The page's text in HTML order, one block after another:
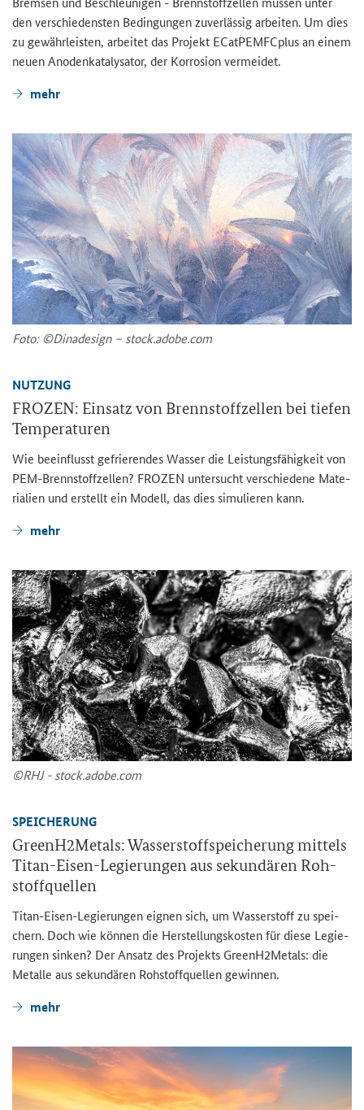
den ver­schie­dens­ten Be­din­gun­gen zu­ver­läs­sig ar­bei­ten. Um dies
zu ge­währ­leis­ten, ar­bei­tet das Pro­jekt ECat­PEMFC­plus an einem
neuen An­oden­ka­ta­ly­sa­tor, der Kor­ro­si­on ver­mei­det.
mehr
Foto: ©Di­na­de­sign – stock.adobe.com
NUT­ZUNG
FRO­ZEN: Ein­satz von Brenn­stoff­zel­len bei tie­fen
Tem­pe­ra­tu­ren
Wie be­ein­flusst ge­frie­ren­des Was­ser die Leis­tungs­fä­hig­keit von
PEM-​Brennstoffzellen? FRO­ZEN un­ter­sucht ver­schie­de­ne Ma­te­
ria­li­en und er­stellt ein Mo­dell, das dies si­mu­lie­ren kann.
mehr
©RHJ - stock.adobe.com
SPEI­CHE­RUNG
GreenH2Metals: Was­ser­stoff­spei­che­rung mit­tels
Titan-​Eisen-Legierungen aus se­kun­dä­ren Roh­
stoff­quel­len
Titan-​Eisen-Legierungen eig­nen sich, um Was­ser­stoff zu spei­
chern. Doch wie kön­nen die Her­stel­lungs­kos­ten für diese Le­gie­
run­gen sin­ken? Der An­satz des Pro­jekts GreenH2Metals: die
Me­tal­le aus se­kun­dä­ren Roh­stoff­quel­len ge­win­nen.
mehr